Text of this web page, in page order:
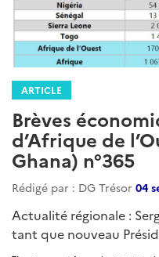
ARTICLE
Brèves
d’Afrique de
Ghana) n°365
Rédigé par : DG Trésor 04
Actualité régionale :
tant que nouveau